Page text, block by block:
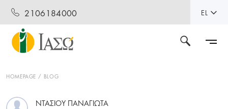
2106184000 EL
HOMEPAGE BLOG
ΝΤΑΣΙΟΥ ΠΑΝΑΓΙΩΤΑ